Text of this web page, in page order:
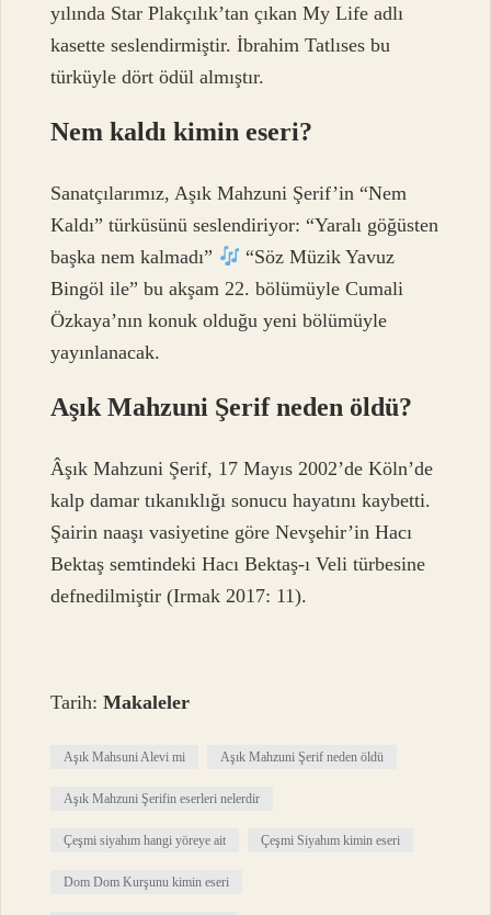
yılında Star Plakçılık’tan çıkan My Life adlı
kasette seslendirmiştir. İbrahim Tatlıses bu
türküyle dört ödül almıştır.
Nem kaldı kimin eseri?
Sanatçılarımız, Aşık Mahzuni Şerif’in “Nem
Kaldı” türküsünü seslendiriyor: “Yaralı göğüsten
başka nem kalmadı”
“Söz Müzik Yavuz
Bingöl ile” bu akşam 22. bölümüyle Cumali
Özkaya’nın konuk olduğu yeni bölümüyle
yayınlanacak.
Aşık Mahzuni Şerif neden öldü?
Âşık Mahzuni Şerif, 17 Mayıs 2002’de Köln’de
kalp damar tıkanıklığı sonucu hayatını kaybetti.
Şairin naaşı vasiyetine göre Nevşehir’in Hacı
Bektaş semtindeki Hacı Bektaş-ı Veli türbesine
defnedilmiştir (Irmak 2017: 11).
Tarih:Makaleler
Aşık Mahsuni Alevi mi Aşık Mahzuni Şerif neden öldü
Aşık Mahzuni Şerifin eserleri nelerdir
Çeşmi siyahım hangi yöreye ait Çeşmi Siyahım kimin eseri
Dom Dom Kurşunu kimin eseri